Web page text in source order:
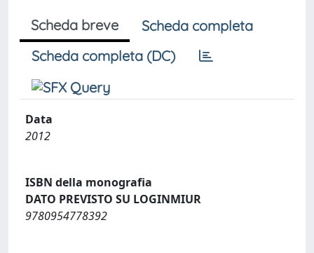
Scheda breve
Scheda completa
Scheda completa (DC)
Data
2012
ISBN della monografia
DATO PREVISTO SU LOGINMIUR
9780954778392